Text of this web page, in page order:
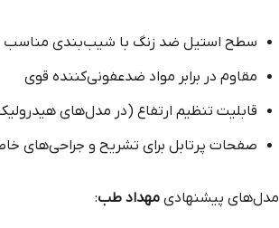
سطح استیل ضد زنگ با شیب‌بندی مناسب
مقاوم در برابر مواد ضدعفونی‌کننده قوی
قابلیت تنظیم ارتفاع (در مدل‌های
صفحات پرتابل برای تشریح و جراحی‌های
مدل‌های پیشنهادی مهداد طب: